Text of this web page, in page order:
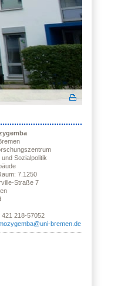
Sozialpolitik
7.1250
Straße 7
421 218-57052
bremen.de